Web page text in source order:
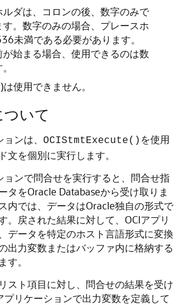
ルダは、コロンの後、数字のみで
。数字のみの場合、プレースホ
未満である必要があります。
始まる場合、使用できるのは数
使用できません。
いて
ンは、 OCIStmtExecute() を使用
文を個別に実行します。
ョンで問合せを実行すると、問合せ指
タをOracle Databaseから受け取りま
内では、データはOracle独自の形式で
。戻された結果に対して、OCIアプリ
データを特定のホスト言語形式に変換
出力変数またはバッファ内に格納する
す。
スト項目に対し、問合せの結果を受け
プリケーションで出力変数を定義して